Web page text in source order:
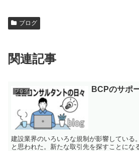
ブログ
関連記事
ブログ BCPのサポ
建設業界のいろいろな規制が影響している
と思われた。新たな取引先を探すことにな